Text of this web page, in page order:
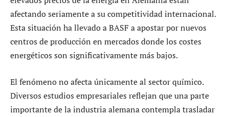
afectando seriamente a su competitividad internacional.
Esta situación ha llevado a BASF a apostar por nuevos
centros de producción en mercados donde los costes
energéticos son significativamente más bajos.
El fenómeno no afecta únicamente al sector químico.
Diversos estudios empresariales reflejan que una parte
importante de la industria alemana contempla trasladar